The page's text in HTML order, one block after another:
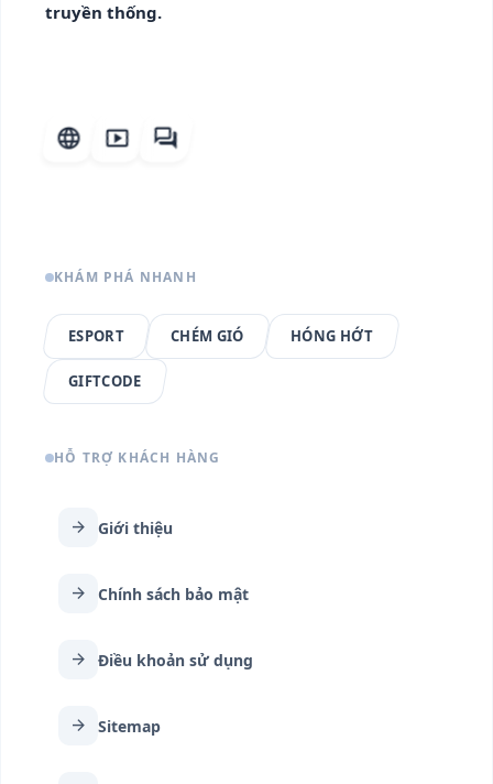
truyền thống.
language smart_display forum
KHÁM PHÁ NHANH
ESPORT CHÉM GIÓ HÓNG HỚT
GIFTCODE
HỖ TRỢ KHÁCH HÀNG
arrow_forward Giới thiệu
arrow_forward Chính sách bảo mật
arrow_forward Điều khoản sử dụng
arrow_forward Sitemap